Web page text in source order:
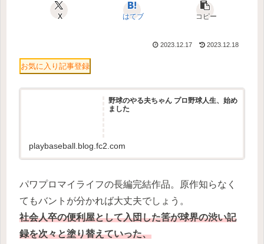
X はてブ コピー
2023.12.17 2023.12.18
お気に入り記事登録
野球のやる夫ちゃん プロ野球人生、始め
ました
playbaseball.blog.fc2.com
パワプロマイライフの長編完結作品。原作知らなく
てもバントが分かれば大丈夫でしょう。
社会人卒の便利屋として入団した筈が球界の渋い記
録を次々と塗り替えていった、